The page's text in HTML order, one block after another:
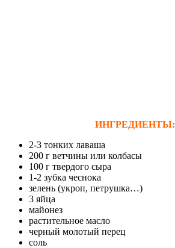
ИНГРЕДИЕНТЫ:
2-3 тонких лаваша
200 г ветчины или колбасы
100 г твердого сыра
1-2 зубка чеснока
зелень (укроп, петрушка…)
3 яйца
майонез
растительное масло
черный молотый перец
соль